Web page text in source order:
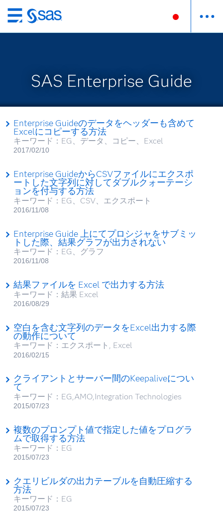
Skip
to
SAS Enterprise Guide
Enterprise Guideのデータをヘッダーも含めて
Excelにコピーする方法
キーワード：EG、データ、コピー、Excel
2017/02/10
Enterprise GuideからCSVファイルにエクスポ
ートした文字列に対してダブルクォーテーシ
ョンを付与する方法
キーワード：EG、CSV、エクスポート
2016/11/08
Enterprise Guide 上にてプロシジャをサブミッ
トした際、結果グラフが出力されない
キーワード：EG、グラフ
2016/11/08
結果ファイルを Excel で出力する方法
キーワード：結果 Excel
2016/08/29
空白を含む文字列のデータをExcel出力する際
の動作について
キーワード：エクスポート, Excel
2016/02/15
クライアントとサーバー間のKeepaliveについ
て
キーワード：EG,AMO,Integration Technologies
2015/07/23
複数のプロンプト値で指定した値をプログラ
ムで取得する方法
キーワード：EG
2015/07/23
クエリビルダの出力テーブルを自動圧縮する
方法
キーワード：EG
2015/07/23